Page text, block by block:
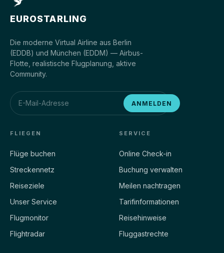
EUROSTARLING
Die moderne Virtual Airline aus Berlin
(EDDB) und München (EDDM) — Airbus-
Flotte, realistische Flugplanung, aktive
Community.
ANMELDEN
FLIEGEN
Flüge buchen
Streckennetz
Reiseziele
Unser Service
Flugmonitor
Flightradar
SERVICE
Online Check-in
Buchung verwalten
Meilen nachtragen
Tarifinformationen
Reisehinweise
Fluggastrechte